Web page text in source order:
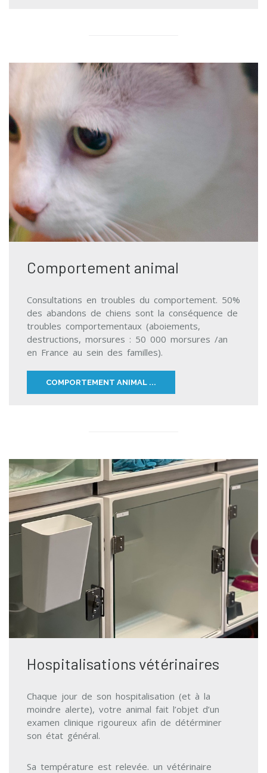
Comportement animal
Consultations en troubles du comportement. 50%
des abandons de chiens sont la conséquence de
troubles comportementaux (aboiements,
destructions, morsures : 50 000 morsures /an
en France au sein des familles).
COMPORTEMENT ANIMAL ...
Hospitalisations vétérinaires
Chaque jour de son hospitalisation (et à la
moindre alerte), votre animal fait l’objet d’un
examen clinique rigoureux afin de détérminer
son état général.
Sa température est relevée. un vétérinaire